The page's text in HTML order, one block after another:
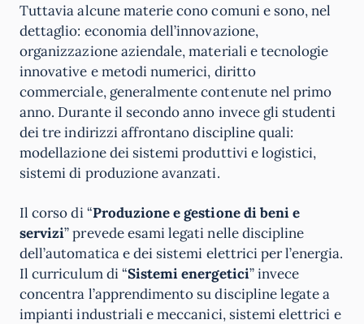
Tuttavia alcune materie cono comuni e sono, nel
dettaglio: economia dell’innovazione,
organizzazione aziendale, materiali e tecnologie
innovative e metodi numerici, diritto
commerciale, generalmente contenute nel primo
anno. Durante il secondo anno invece gli studenti
dei tre indirizzi affrontano discipline quali:
modellazione dei sistemi produttivi e logistici,
sistemi di produzione avanzati.
Il corso di “Produzione e gestione di beni e
servizi” prevede esami legati nelle discipline
dell’automatica e dei sistemi elettrici per l’energia.
Il curriculum di “Sistemi energetici” invece
concentra l’apprendimento su discipline legate a
impianti industriali e meccanici, sistemi elettrici e